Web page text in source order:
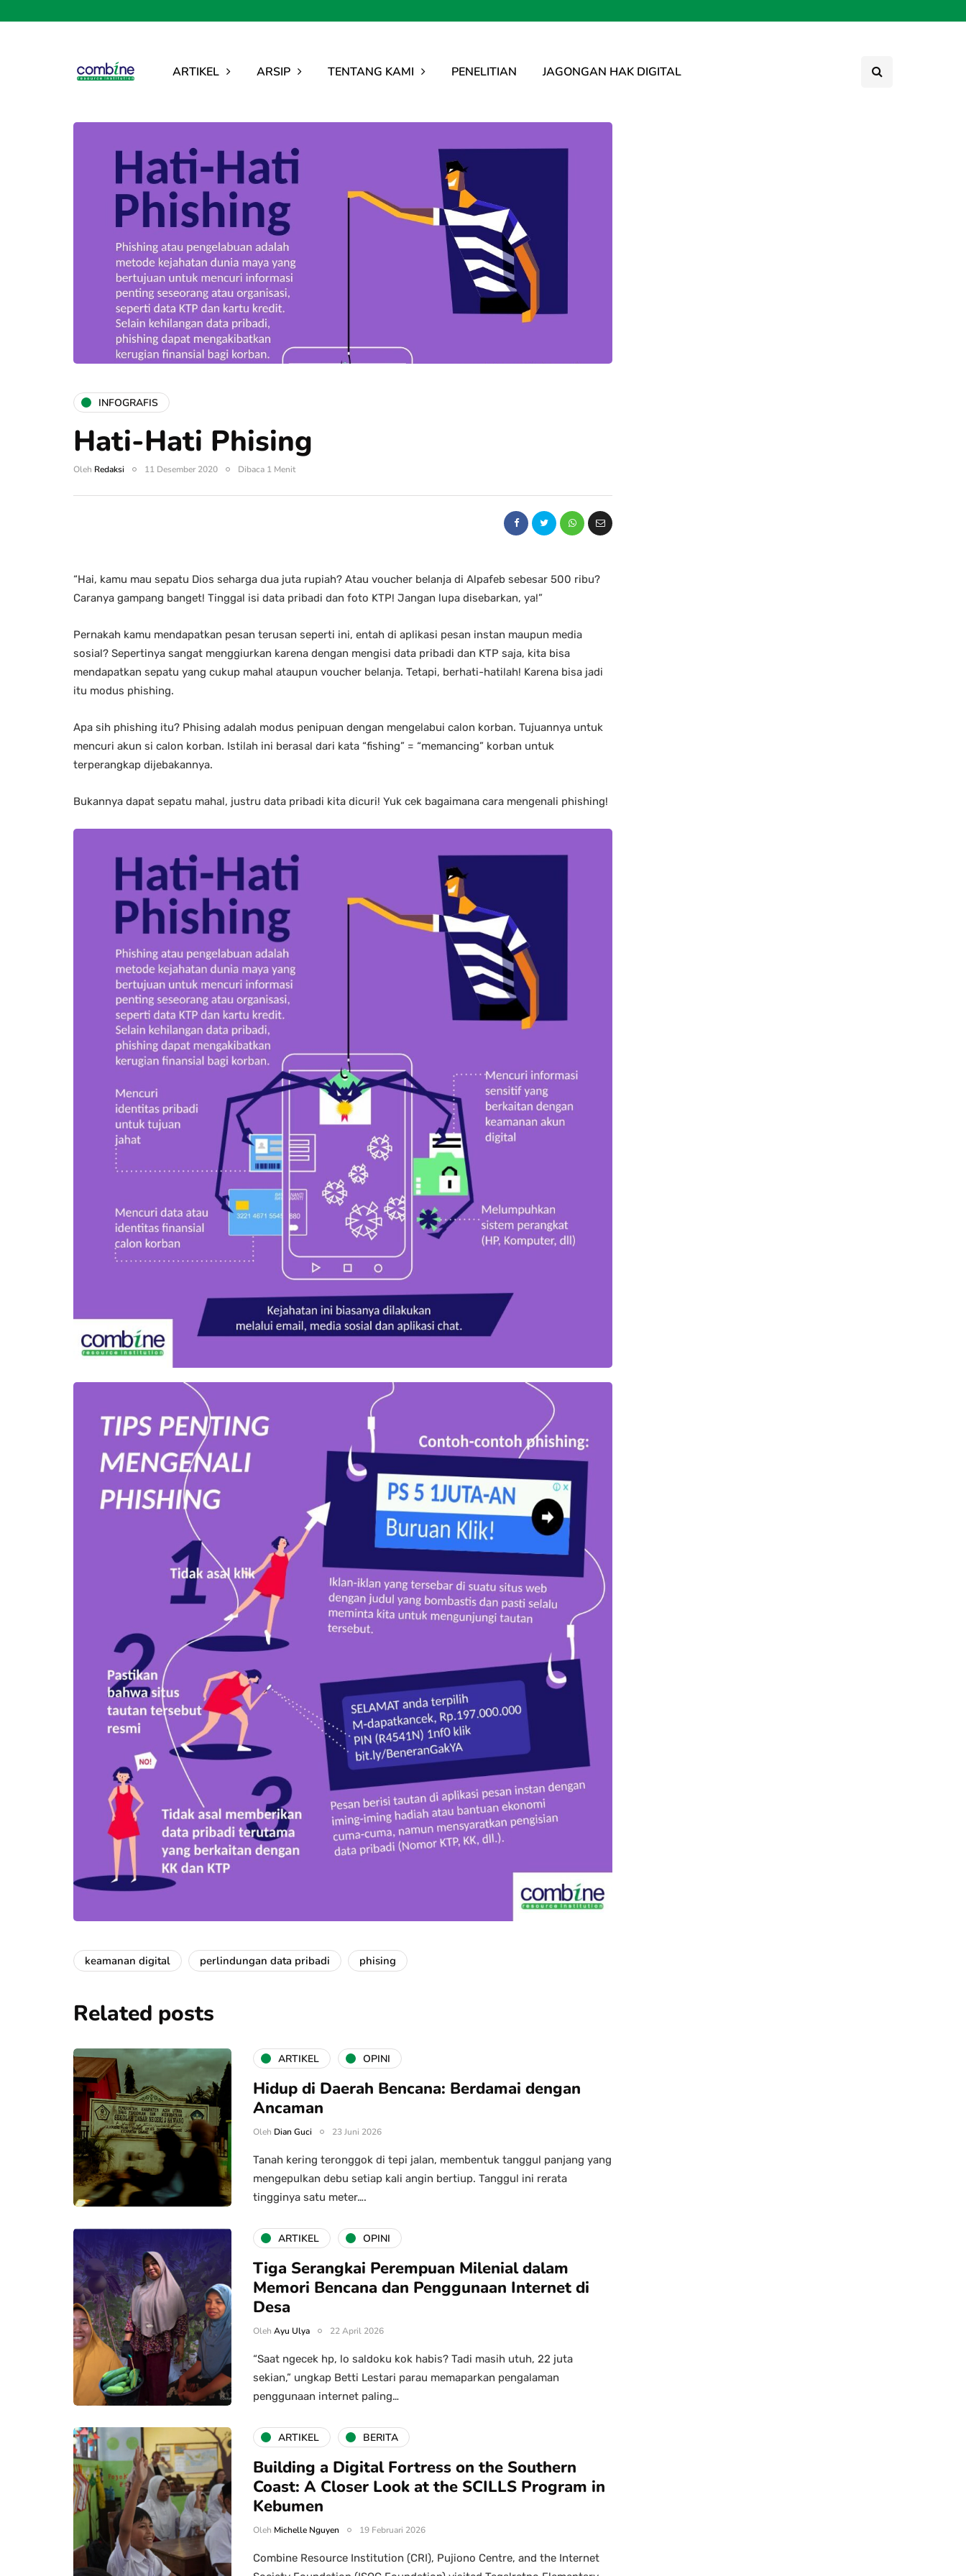
ARTIKEL ARSIP TENTANG KAMI PENELITIAN JAGONGAN HAK DIGITAL
INFOGRAFIS
Hati-Hati Phising
Oleh Redaksi 11 Desember 2020 Dibaca 1 Menit
“Hai, kamu mau sepatu Dios seharga dua juta rupiah? Atau voucher belanja di Alpafeb sebesar 500 ribu?
Caranya gampang banget! Tinggal isi data pribadi dan foto KTP! Jangan lupa disebarkan, ya!”
Pernakah kamu mendapatkan pesan terusan seperti ini, entah di aplikasi pesan instan maupun media
sosial? Sepertinya sangat menggiurkan karena dengan mengisi data pribadi dan KTP saja, kita bisa
mendapatkan sepatu yang cukup mahal ataupun voucher belanja. Tetapi, berhati-hatilah! Karena bisa jadi
itu modus phishing.
Apa sih phishing itu? Phising adalah modus penipuan dengan mengelabui calon korban. Tujuannya untuk
mencuri akun si calon korban. Istilah ini berasal dari kata “fishing” = “memancing” korban untuk
terperangkap dijebakannya.
Bukannya dapat sepatu mahal, justru data pribadi kita dicuri! Yuk cek bagaimana cara mengenali phishing!
keamanan digital perlindungan data pribadi phising
Related posts
ARTIKEL OPINI
Hidup di Daerah Bencana: Berdamai dengan
Ancaman
Oleh Dian Guci 23 Juni 2026
Tanah kering teronggok di tepi jalan, membentuk tanggul panjang yang
mengepulkan debu setiap kali angin bertiup. Tanggul ini rerata
tingginya satu meter….
ARTIKEL OPINI
Tiga Serangkai Perempuan Milenial dalam
Memori Bencana dan Penggunaan Internet di
Desa
Oleh Ayu Ulya 22 April 2026
“Saat ngecek hp, lo saldoku kok habis? Tadi masih utuh, 22 juta
sekian,” ungkap Betti Lestari parau memaparkan pengalaman
penggunaan internet paling…
ARTIKEL BERITA
Building a Digital Fortress on the Southern
Coast: A Closer Look at the SCILLS Program in
Kebumen
Oleh Michelle Nguyen 19 Februari 2026
Combine Resource Institution (CRI), Pujiono Centre, and the Internet